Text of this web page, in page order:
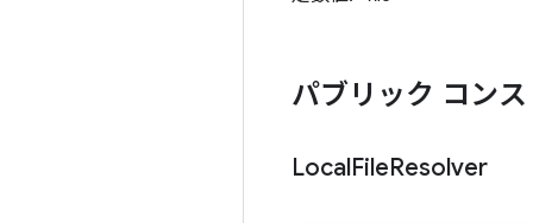
パブリック コン
LocalFileResolver